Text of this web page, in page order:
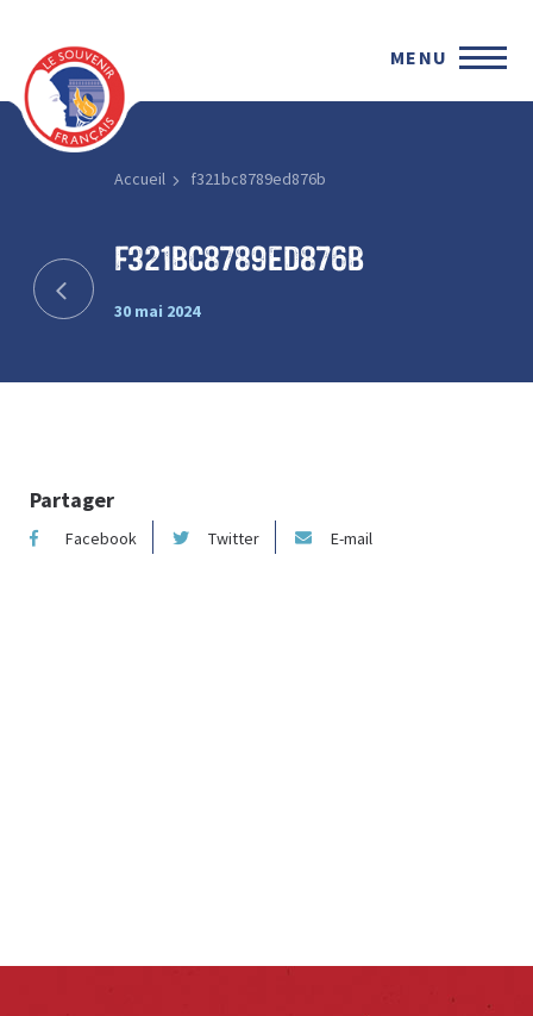
MENU
Accueil f321bc8789ed876b
f321bc8789ed876b
30 mai 2024
Partager
Facebook Twitter E-mail